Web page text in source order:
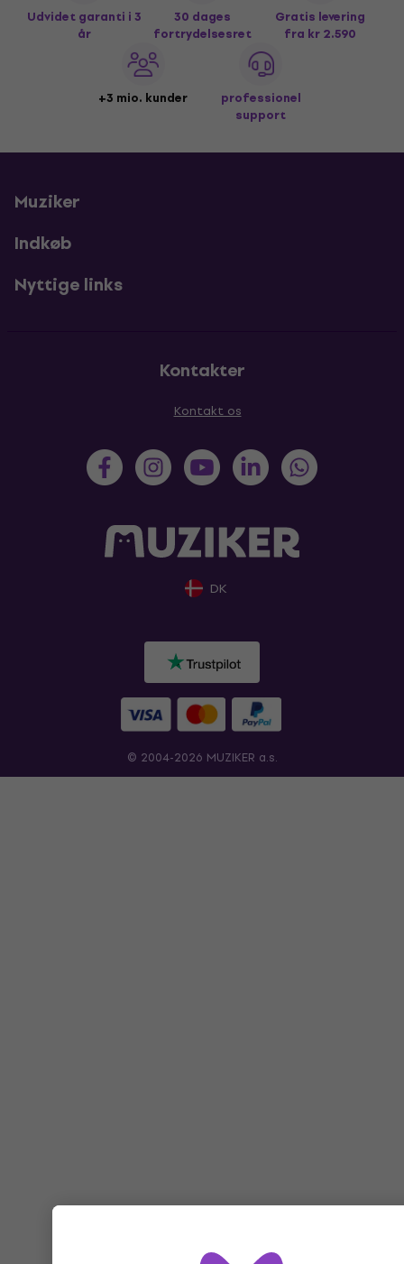
Udvidet garanti i 3
år
30 dages
fortrydelsesret
Gratis levering
fra kr 2.590
+3 mio. kunder
professionel
support
Muziker
Indkøb
Nyttige links
Kontakter
Kontakt os
DK
© 2004-2026 MUZIKER a.s.